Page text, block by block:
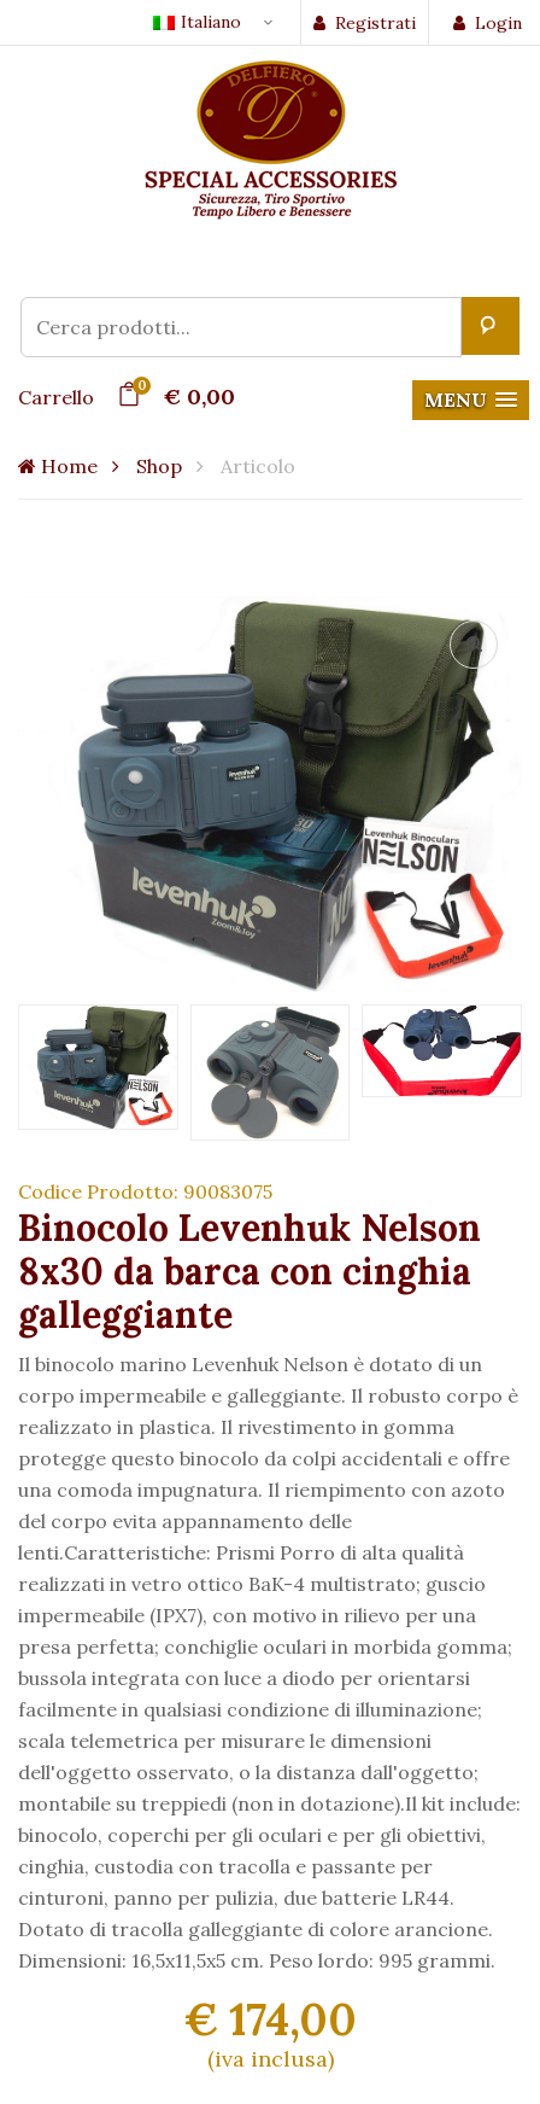
Login
Registrati
Italiano
Carrello 0 € 0,00 MENU
Home Shop Articolo
Codice Prodotto: 90083075
Binocolo Levenhuk Nelson
8x30 da barca con cinghia
galleggiante
Il binocolo marino Levenhuk Nelson è dotato di un
corpo impermeabile e galleggiante. Il robusto corpo è
realizzato in plastica. Il rivestimento in gomma
protegge questo binocolo da colpi accidentali e offre
una comoda impugnatura. Il riempimento con azoto
del corpo evita appannamento delle
lenti.Caratteristiche: Prismi Porro di alta qualità
realizzati in vetro ottico BaK-4 multistrato; guscio
impermeabile (IPX7), con motivo in rilievo per una
presa perfetta; conchiglie oculari in morbida gomma;
bussola integrata con luce a diodo per orientarsi
facilmente in qualsiasi condizione di illuminazione;
scala telemetrica per misurare le dimensioni
dell'oggetto osservato, o la distanza dall'oggetto;
montabile su treppiedi (non in dotazione).Il kit include:
binocolo, coperchi per gli oculari e per gli obiettivi,
cinghia, custodia con tracolla e passante per
cinturoni, panno per pulizia, due batterie LR44.
Dotato di tracolla galleggiante di colore arancione.
Dimensioni: 16,5x11,5x5 cm. Peso lordo: 995 grammi.
€ 174,00
(iva inclusa)